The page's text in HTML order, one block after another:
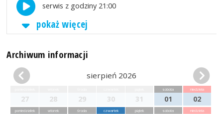
serwis z godziny 21:00
pokaż więcej
Archiwum informacji
sierpień 2026
27 28 29 30 31
sobota
01
niedziela
02
poniedziałek wtorek środa czwartek piątek sobota niedziela